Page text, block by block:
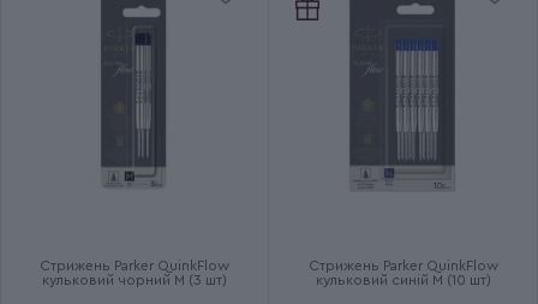
Стрижень Parker QuinkFlow
кульковий чорний M (3 шт)
Стрижень Parker QuinkFlow
кульковий синій M (10 шт)